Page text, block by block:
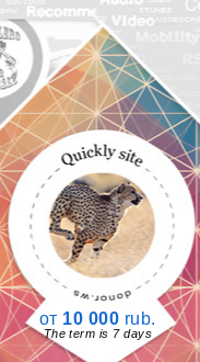
от 10 000 rub.
The term is 7 days